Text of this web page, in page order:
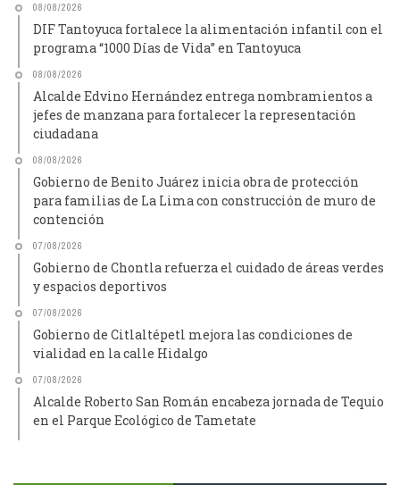
08/08/2026
DIF Tantoyuca fortalece la alimentación infantil con el
programa “1000 Días de Vida” en Tantoyuca
08/08/2026
Alcalde Edvino Hernández entrega nombramientos a
jefes de manzana para fortalecer la representación
ciudadana
08/08/2026
Gobierno de Benito Juárez inicia obra de protección
para familias de La Lima con construcción de muro de
contención
07/08/2026
Gobierno de Chontla refuerza el cuidado de áreas verdes
y espacios deportivos
07/08/2026
Gobierno de Citlaltépetl mejora las condiciones de
vialidad en la calle Hidalgo
07/08/2026
Alcalde Roberto San Román encabeza jornada de Tequio
en el Parque Ecológico de Tametate